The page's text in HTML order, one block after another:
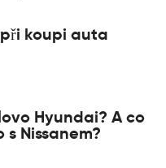
koupi auta
Hyundai? A co
Nissanem?